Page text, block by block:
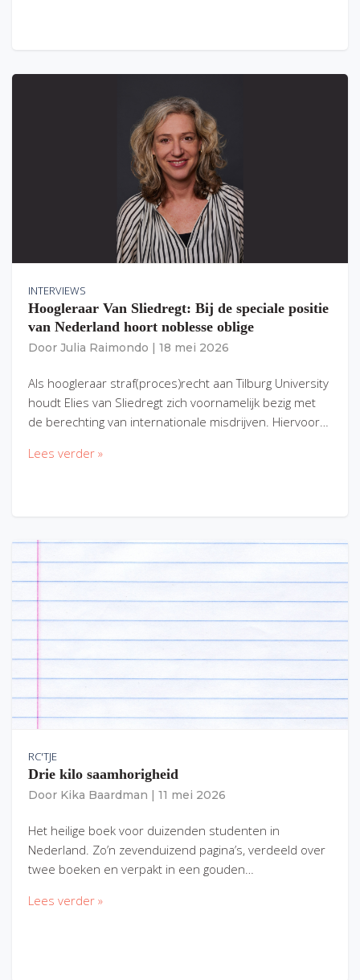
INTERVIEWS
Hoogleraar Van Sliedregt: Bij de speciale positie
van Nederland hoort noblesse oblige
Door Julia Raimondo 18 mei 2026
Als hoogleraar straf(proces)recht aan Tilburg University
houdt Elies van Sliedregt zich voornamelijk bezig met
de berechting van internationale misdrijven. Hiervoor…
Lees verder »
RC'TJE
Drie kilo saamhorigheid
Door Kika Baardman 11 mei 2026
Het heilige boek voor duizenden studenten in
Nederland. Zo’n zevenduizend pagina’s, verdeeld over
twee boeken en verpakt in een gouden…
Lees verder »